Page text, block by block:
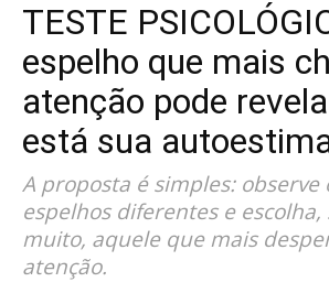
TESTE
espelho que mais
atenção pode
está sua
A proposta é simples: observe
espelhos diferentes e
muito, aquele que mais
atenção.